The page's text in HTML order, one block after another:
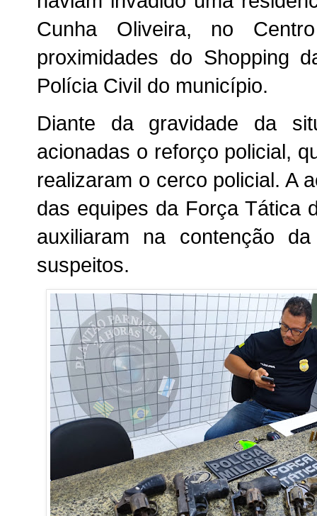
Cunha Oliveira, no
proximidades do Shopping
Polícia Civil do município.
Diante da gravidade da
acionadas o reforço policial,
realizaram o cerco policial. A
das equipes da Força Tática
auxiliaram na contenção
suspeitos.